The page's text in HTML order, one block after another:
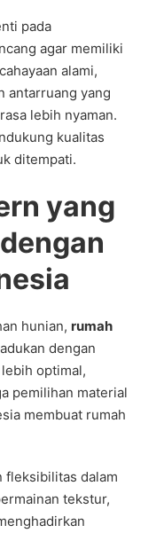
pada
agar memiliki
alami,
antarruang yang
lebih nyaman.
kualitas
ditempati.
yang
hunian, rumah
dengan
optimal,
pemilihan material
membuat rumah
fleksibilitas dalam
tekstur,